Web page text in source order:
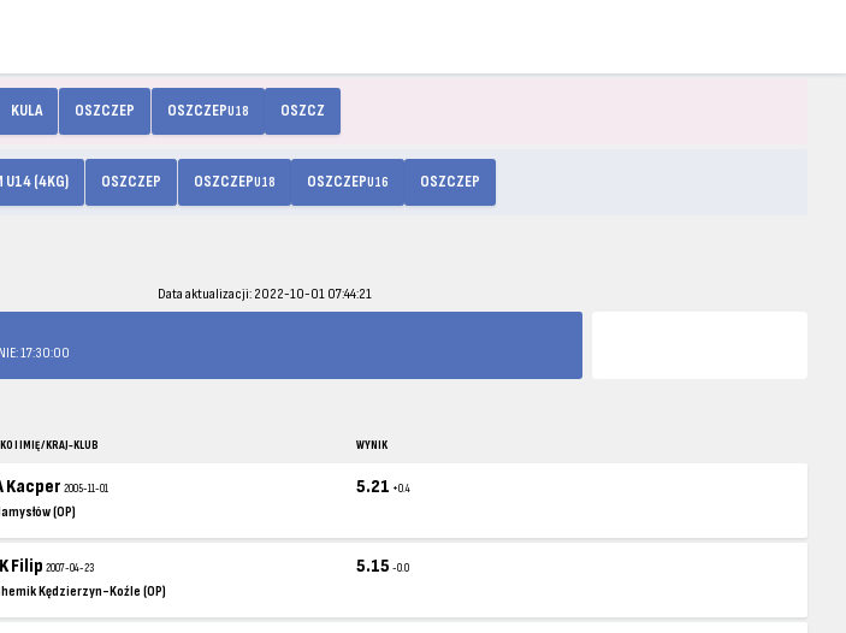
KULA OSZCZEP OSZCZEPU18 OSZCZ
U14 (4KG) OSZCZEP OSZCZEPU18 OSZCZEPU16 OSZCZEP
Data aktualizacji: 2022-10-01 07:44:21
17:30:00
I IMIĘ / KRAJ-KLUB WYNIK
Kacper2005-11-01
(OP)
5.21 +0.4
Filip2007-04-23
Kędzierzyn-Koźle (OP)
5.15 -0.0